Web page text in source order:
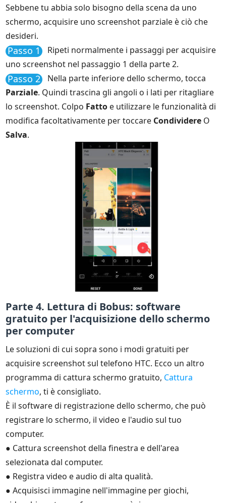
Sebbene tu abbia solo bisogno della scena da uno
schermo, acquisire uno screenshot parziale è ciò che
desideri.
Passo 1
Ripeti normalmente i passaggi per acquisire
uno screenshot nel passaggio 1 della parte 2.
Passo 2
Nella parte inferiore dello schermo, tocca
Parziale. Quindi trascina gli angoli o i lati per ritagliare
lo screenshot. Colpo Fatto e utilizzare le funzionalità di
modifica facoltativamente per toccare Condividere O
Salva.
Parte 4. Lettura di Bobus: software
gratuito per l'acquisizione dello schermo
per computer
Le soluzioni di cui sopra sono i modi gratuiti per
acquisire screenshot sul telefono HTC. Ecco un altro
programma di cattura schermo gratuito, Cattura
schermo, ti è consigliato.
È il software di registrazione dello schermo, che può
registrare lo schermo, il video e l'audio sul tuo
computer.
● Cattura screenshot della finestra e dell'area
selezionata dal computer.
● Registra video e audio di alta qualità.
● Acquisisci immagine nell'immagine per giochi,